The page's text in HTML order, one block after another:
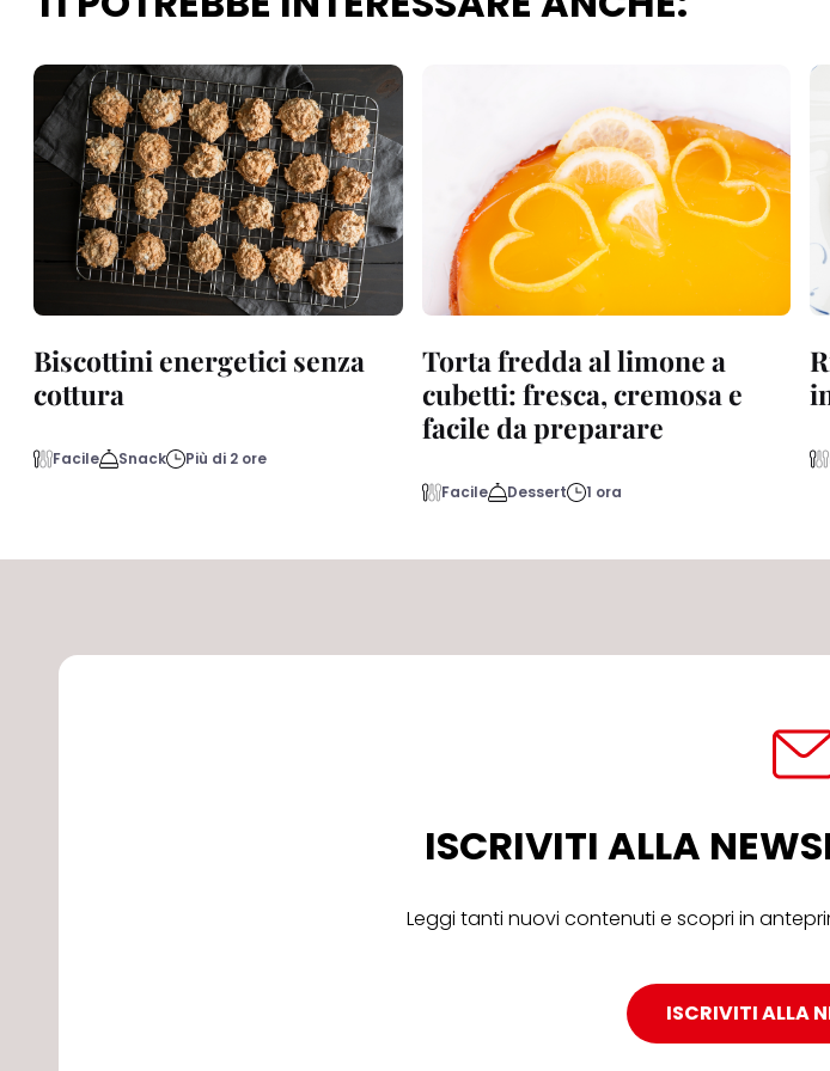
Biscottini energetici senza
cottura
Facile Snack Più di 2 ore
Torta fredda al limone a
cubetti: fresca, cremosa e
facile da preparare
Facile Dessert 1 ora
ISCRIVITI ALLA
Leggi tanti nuovi contenuti e scopri in
ISCRIVITI ALLA